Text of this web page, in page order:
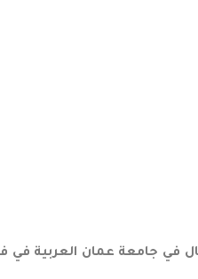
في جامعة عمان العربية